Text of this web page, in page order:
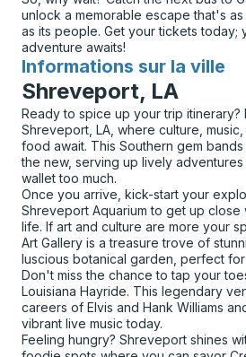
unlock a memorable escape that's
as its people. Get your tickets today;
adventure awaits!
Informations sur la ville
pour
Shreveport, LA
Ready to spice up your trip itinerary?
Shreveport, LA, where culture,
food await. This Southern gem
the new, serving up lively
wallet too much.
Once you arrive, kick-start your
Shreveport Aquarium to get up close
life. If art and culture are more your
Art Gallery is a treasure trove of
luscious botanical garden, perfect
Don't miss the chance to tap your
Louisiana Hayride. This legendary
careers of Elvis and Hank Williams
vibrant live music today.
Feeling hungry? Shreveport shines